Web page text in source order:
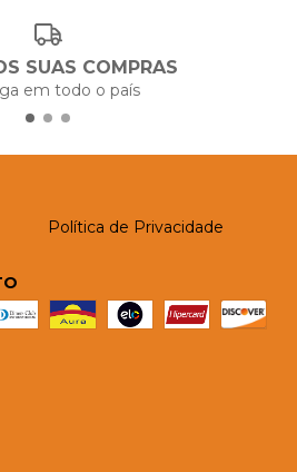
SUAS COMPRAS
em todo o país
Política de Privacidade